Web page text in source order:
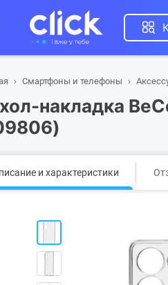
Смартфоны и телефоны
накладка
и характеристики